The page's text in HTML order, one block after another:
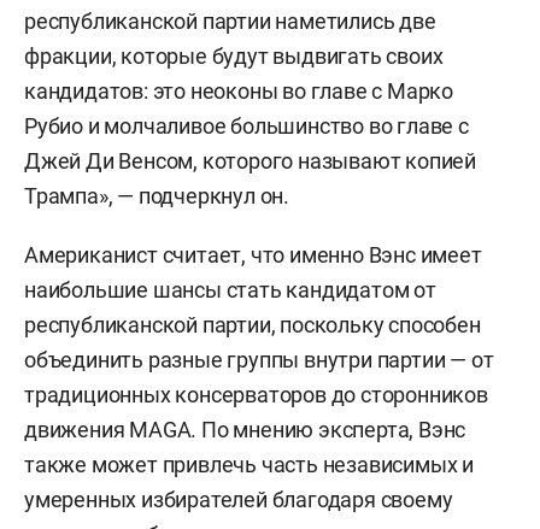
республиканской партии наметились две
фракции, которые будут выдвигать своих
кандидатов: это неоконы во главе с Марко
Рубио и молчаливое большинство во главе с
Джей Ди Венсом, которого называют копией
Трампа», — подчеркнул он.
Американист считает, что именно Вэнс имеет
наибольшие шансы стать кандидатом от
республиканской партии, поскольку способен
объединить разные группы внутри партии — от
традиционных консерваторов до сторонников
движения MAGA. По мнению эксперта, Вэнс
также может привлечь часть независимых и
умеренных избирателей благодаря своему